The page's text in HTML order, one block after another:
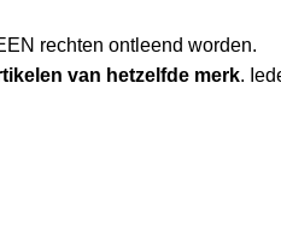
rechten ontleend worden.
van hetzelfde merk.